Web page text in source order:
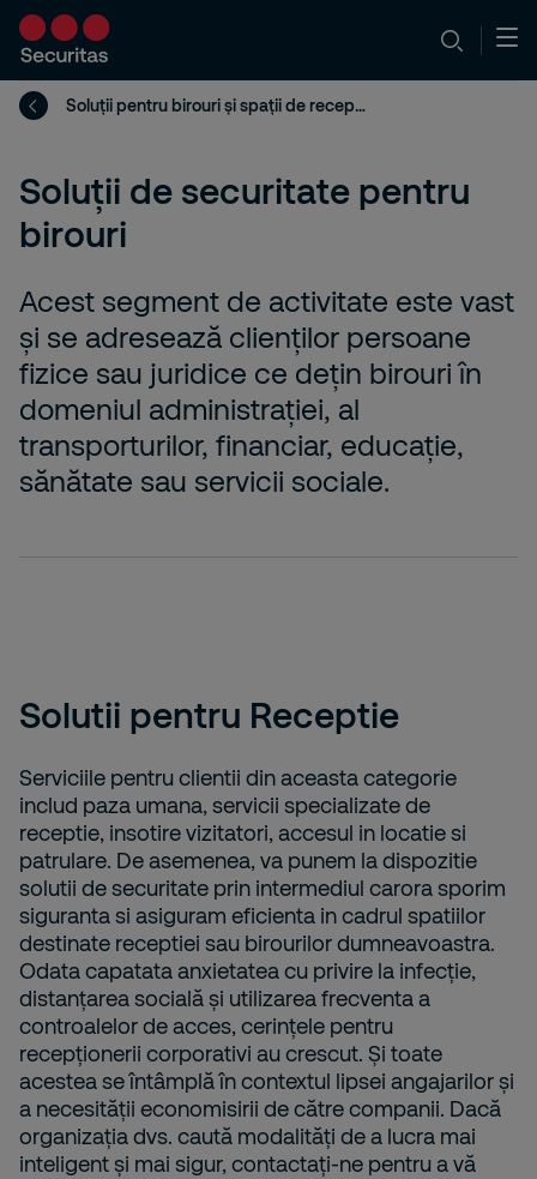
Soluții pentru birouri și spații de recepție
Soluții de securitate pentru
birouri
Acest segment de activitate este vast
și se adresează clienților persoane
fizice sau juridice ce dețin birouri în
domeniul administrației, al
transporturilor, financiar, educație,
sănătate sau servicii sociale.
Solutii pentru Receptie
Serviciile pentru clientii din aceasta categorie
includ paza umana, servicii specializate de
receptie, insotire vizitatori, accesul in locatie si
patrulare. De asemenea, va punem la dispozitie
solutii de securitate prin intermediul carora sporim
siguranta si asiguram eficienta in cadrul spatiilor
destinate receptiei sau birourilor dumneavoastra.
Odata capatata anxietatea cu privire la infecție,
distanțarea socială și utilizarea frecventa a
controalelor de acces, cerințele pentru
recepționerii corporativi au crescut. Și toate
acestea se întâmplă în contextul lipsei angajarilor și
a necesității economisirii de către companii. Dacă
organizația dvs. caută modalități de a lucra mai
inteligent și mai sigur, contactați-ne pentru a vă